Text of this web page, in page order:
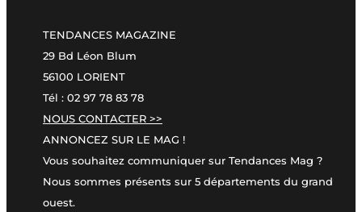
TENDANCES MAGAZINE
29 Bd Léon Blum
56100 LORIENT
Tél : 02 97 78 83 78
NOUS CONTACTER >>
ANNONCEZ SUR LE MAG !
Vous souhaitez communiquer sur Tendances Mag ?
Nous sommes présents sur 5 départements du grand
ouest.